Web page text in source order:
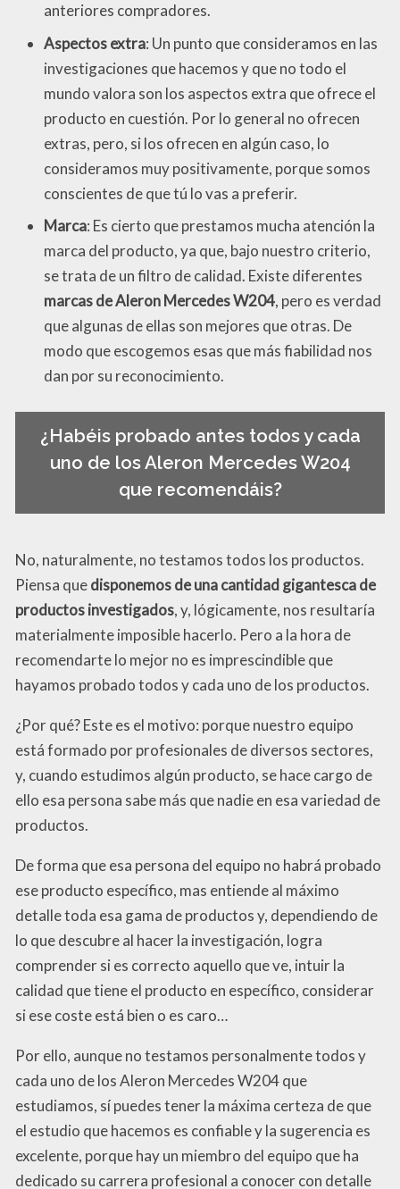
anteriores compradores.
Aspectos extra: Un punto que consideramos en las
investigaciones que hacemos y que no todo el
mundo valora son los aspectos extra que ofrece el
producto en cuestión. Por lo general no ofrecen
extras, pero, si los ofrecen en algún caso, lo
consideramos muy positivamente, porque somos
conscientes de que tú lo vas a preferir.
Marca: Es cierto que prestamos mucha atención la
marca del producto, ya que, bajo nuestro criterio,
se trata de un filtro de calidad. Existe diferentes
marcas de Aleron Mercedes W204, pero es verdad
que algunas de ellas son mejores que otras. De
modo que escogemos esas que más fiabilidad nos
dan por su reconocimiento.
¿Habéis probado antes todos y cada
uno de los Aleron Mercedes W204
que recomendáis?
No, naturalmente, no testamos todos los productos.
Piensa quedisponemos de una cantidad gigantesca de
productos investigados, y, lógicamente, nos resultaría
materialmente imposible hacerlo. Pero a la hora de
recomendarte lo mejor no es imprescindible que
hayamos probado todos y cada uno de los productos.
¿Por qué? Este es el motivo: porque nuestro equipo
está formado por profesionales de diversos sectores,
y, cuando estudimos algún producto, se hace cargo de
ello esa persona sabe más que nadie en esa variedad de
productos.
De forma que esa persona del equipo no habrá probado
ese producto específico, mas entiende al máximo
detalle toda esa gama de productos y, dependiendo de
lo que descubre al hacer la investigación, logra
comprender si es correcto aquello que ve, intuir la
calidad que tiene el producto en específico, considerar
si ese coste está bien o es caro…
Por ello, aunque no testamos personalmente todos y
cada uno de los Aleron Mercedes W204 que
estudiamos, sí puedes tener la máxima certeza de que
el estudio que hacemos es confiable y la sugerencia es
excelente, porque hay un miembro del equipo que ha
dedicado su carrera profesional a conocer con detalle